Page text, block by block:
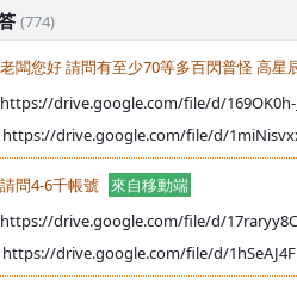
(774)
老闆您好 請問有至少70等多百閃普怪 高星
https://drive.google.com/file/d/
https://drive.google.com/file/d/
請問4-6千帳號
來自移動端
https://drive.google.com/file/d/
https://drive.google.com/file/d/